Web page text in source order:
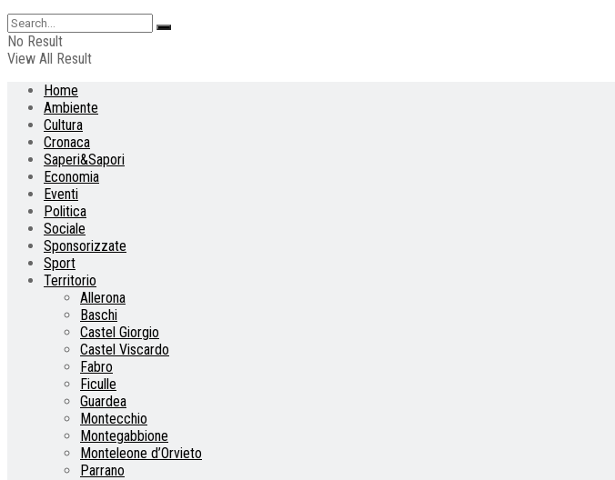
No Result
View All Result
Home
Ambiente
Cultura
Cronaca
Saperi&Sapori
Economia
Eventi
Politica
Sociale
Sponsorizzate
Sport
Territorio
Allerona
Baschi
Castel Giorgio
Castel Viscardo
Fabro
Ficulle
Guardea
Montecchio
Montegabbione
Monteleone d’Orvieto
Parrano